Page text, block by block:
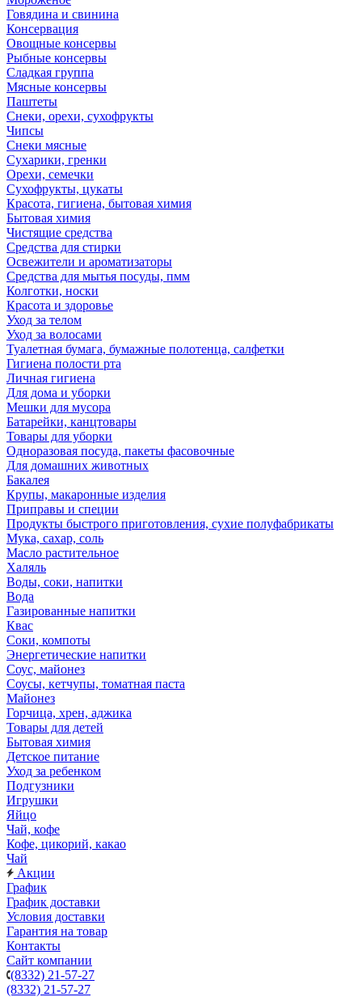
Говядина и свинина
Консервация
Овощные консервы
Рыбные консервы
Сладкая группа
Мясные консервы
Паштеты
Снеки, орехи, сухофрукты
Чипсы
Снеки мясные
Сухарики, гренки
Орехи, семечки
Сухофрукты, цукаты
Красота, гигиена, бытовая химия
Бытовая химия
Чистящие средства
Средства для стирки
Освежители и ароматизаторы
Средства для мытья посуды, пмм
Колготки, носки
Красота и здоровье
Уход за телом
Уход за волосами
Туалетная бумага, бумажные полотенца, салфетки
Гигиена полости рта
Личная гигиена
Для дома и уборки
Мешки для мусора
Батарейки, канцтовары
Товары для уборки
Одноразовая посуда, пакеты фасовочные
Для домашних животных
Бакалея
Крупы, макаронные изделия
Приправы и специи
Продукты быстрого приготовления, сухие полуфабрикаты
Мука, сахар, соль
Масло растительное
Халяль
Воды, соки, напитки
Вода
Газированные напитки
Квас
Соки, компоты
Энергетические напитки
Соус, майонез
Соусы, кетчупы, томатная паста
Майонез
Горчица, хрен, аджика
Товары для детей
Бытовая химия
Детское питание
Уход за ребенком
Подгузники
Игрушки
Яйцо
Чай, кофе
Кофе, цикорий, какао
Чай
Акции
График
График доставки
Условия доставки
Гарантия на товар
Контакты
Сайт компании
(8332) 21-57-27
(8332) 21-57-27